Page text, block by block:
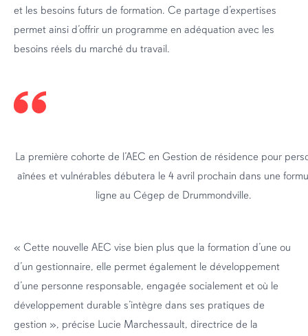
et les besoins futurs de formation. Ce partage d’expertises
permet ainsi d’offrir un programme en adéquation avec les
besoins réels du marché du travail.
La première cohorte de l’AEC en Gestion de résidence pour
aînées et vulnérables débutera le 4 avril prochain dans une
ligne au Cégep de Drummondville.
« Cette nouvelle AEC vise bien plus que la formation d’une ou
d’un gestionnaire, elle permet également le développement
d’une personne responsable, engagée socialement et où le
développement durable s’intègre dans ses pratiques de
gestion », précise Lucie Marchessault, directrice de la